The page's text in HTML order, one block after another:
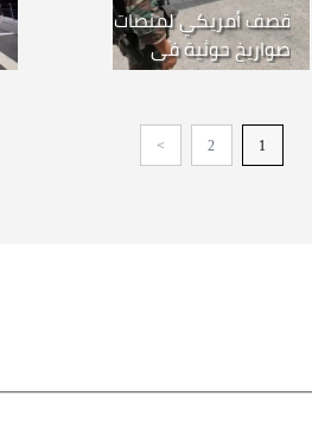
قصف أمريكي لمنصات
صواريخ حوثية في
صعدة والحديدة
1
2
>